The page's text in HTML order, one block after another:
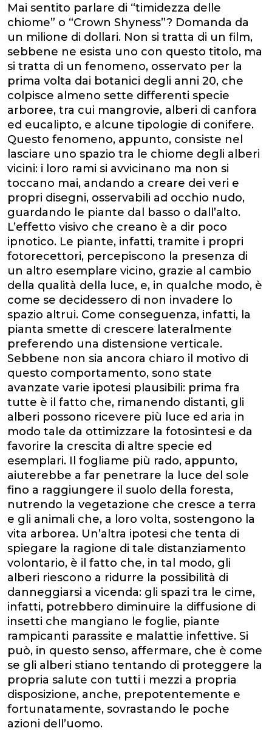
Mai sentito parlare di “timidezza delle
chiome” o “Crown Shyness”? Domanda da
un milione di dollari. Non si tratta di un film,
sebbene ne esista uno con questo titolo, ma
si tratta di un fenomeno, osservato per la
prima volta dai botanici degli anni 20, che
colpisce almeno sette differenti specie
arboree, tra cui mangrovie, alberi di canfora
ed eucalipto, e alcune tipologie di conifere.
Questo fenomeno, appunto, consiste nel
lasciare uno spazio tra le chiome degli alberi
vicini: i loro rami si avvicinano ma non si
toccano mai, andando a creare dei veri e
propri disegni, osservabili ad occhio nudo,
guardando le piante dal basso o dall’alto.
L’effetto visivo che creano è a dir poco
ipnotico. Le piante, infatti, tramite i propri
fotorecettori, percepiscono la presenza di
un altro esemplare vicino, grazie al cambio
della qualità della luce, e, in qualche modo, è
come se decidessero di non invadere lo
spazio altrui. Come conseguenza, infatti, la
pianta smette di crescere lateralmente
preferendo una distensione verticale.
Sebbene non sia ancora chiaro il motivo di
questo comportamento, sono state
avanzate varie ipotesi plausibili: prima fra
tutte è il fatto che, rimanendo distanti, gli
alberi possono ricevere più luce ed aria in
modo tale da ottimizzare la fotosintesi e da
favorire la crescita di altre specie ed
esemplari. Il fogliame più rado, appunto,
aiuterebbe a far penetrare la luce del sole
fino a raggiungere il suolo della foresta,
nutrendo la vegetazione che cresce a terra
e gli animali che, a loro volta, sostengono la
vita arborea. Un’altra ipotesi che tenta di
spiegare la ragione di tale distanziamento
volontario, è il fatto che, in tal modo, gli
alberi riescono a ridurre la possibilità di
danneggiarsi a vicenda: gli spazi tra le cime,
infatti, potrebbero diminuire la diffusione di
insetti che mangiano le foglie, piante
rampicanti parassite e malattie infettive. Si
può, in questo senso, affermare, che è come
se gli alberi stiano tentando di proteggere la
propria salute con tutti i mezzi a propria
disposizione, anche, prepotentemente e
fortunatamente, sovrastando le poche
azioni dell’uomo.